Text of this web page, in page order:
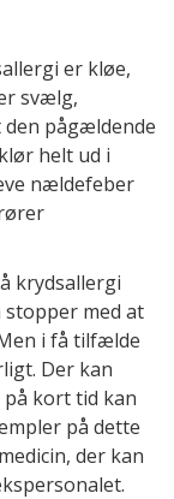
er kløe,
svælg,
pågældende
helt ud i
nældefeber
krydsallergi
med at
i få tilfælde
Der kan
kort tid kan
på dette
der kan